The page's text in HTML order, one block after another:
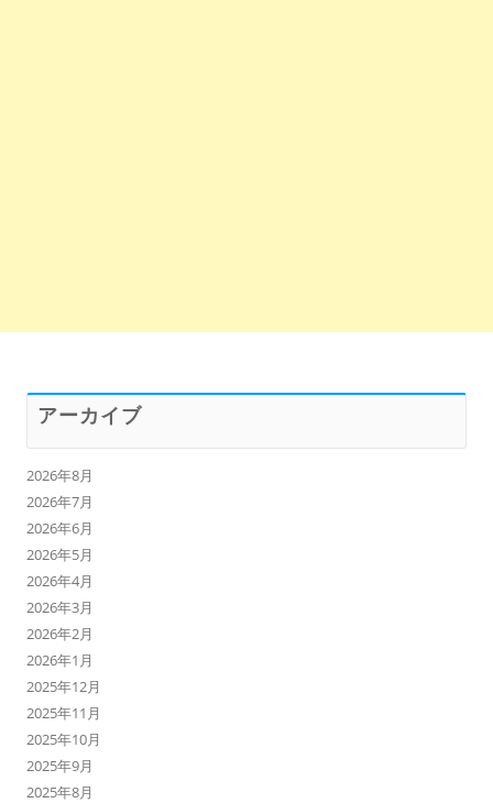
アーカイブ
2026年8月
2026年7月
2026年6月
2026年5月
2026年4月
2026年3月
2026年2月
2026年1月
2025年12月
2025年11月
2025年10月
2025年9月
2025年8月